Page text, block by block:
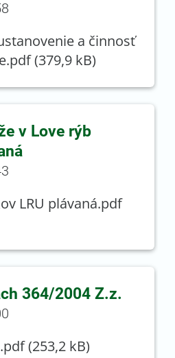
a činnosť
(379,9 kB)
v Love rýb
LRU plávaná.pdf
364/2004 Z.z.
(253,2 kB)